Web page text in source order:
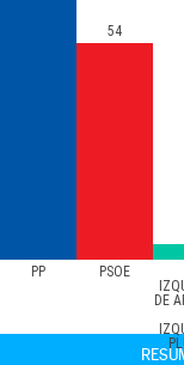
PP PSOE
DE
54